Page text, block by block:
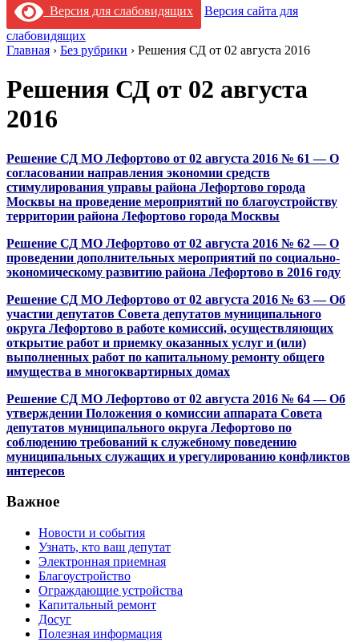
Версия для слабовидящих
Версия сайта для
слабовидящих
Главная › Без рубрики › Решения СД от 02 августа 2016
Решения СД от 02 августа
2016
Решение СД МО Лефортово от 02 августа 2016 № 61 — О
согласовании направления экономии средств
стимулирования управы района Лефортово города
Москвы на проведение мероприятий по благоустройству
территории района Лефортово города Москвы
Решение СД МО Лефортово от 02 августа 2016 № 62 — О
проведении дополнительных мероприятий по социально-
экономическому развитию района Лефортово в 2016 году
Решение СД МО Лефортово от 02 августа 2016 № 63 — Об
участии депутатов Совета депутатов муниципального
округа Лефортово в работе комиссий, осуществляющих
открытие работ и приемку оказанных услуг и (или)
выполненных работ по капитальному ремонту общего
имущества в многоквартирных домах
Решение СД МО Лефортово от 02 августа 2016 № 64 — Об
утверждении Положения о комиссии аппарата Совета
депутатов муниципального округа Лефортово по
соблюдению требований к служебному поведению
муниципальных служащих и урегулированию конфликтов
интересов
Важное
Новости и события
Узнать, кто ваш депутат
Электронная приемная
Благоустройство
Ограждающие устройства
Капитальный ремонт
Досуг
Полезная информация